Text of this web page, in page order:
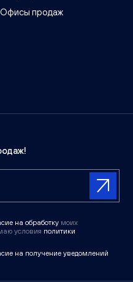
Офисы продаж
на обработку моих
условия политики
на получение уведомлений